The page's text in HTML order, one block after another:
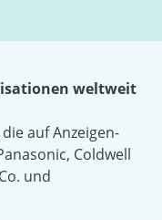
weltweit